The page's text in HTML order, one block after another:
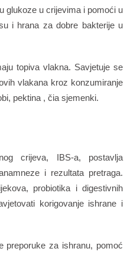
glukoze u crijevima i pomoći u
i hrana za dobre bakterije u
topiva vlakna. Savjetuje se
vlakana kroz konzumiranje
pektina , čia sjemenki.
crijeva, IBS-a, postavlja
i rezultata pretraga.
probiotika i digestivnih
korigovanje ishrane i
preporuke za ishranu, pomoć